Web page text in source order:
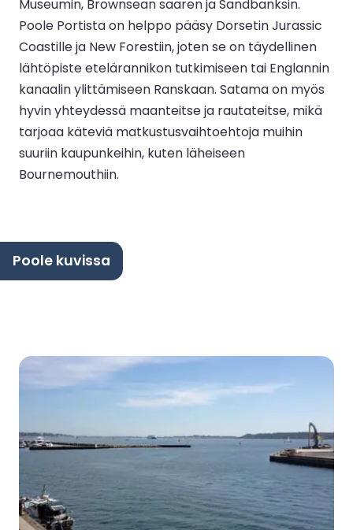
Museumin, Brownsean saaren ja Sandbanksin.
Poole Portista on helppo pääsy Dorsetin Jurassic
Coastille ja New Forestiin, joten se on täydellinen
lähtöpiste etelärannikon tutkimiseen tai Englannin
kanaalin ylittämiseen Ranskaan. Satama on myös
hyvin yhteydessä maanteitse ja rautateitse, mikä
tarjoaa käteviä matkustusvaihtoehtoja muihin
suuriin kaupunkeihin, kuten läheiseen
Bournemouthiin.
Poole kuvissa